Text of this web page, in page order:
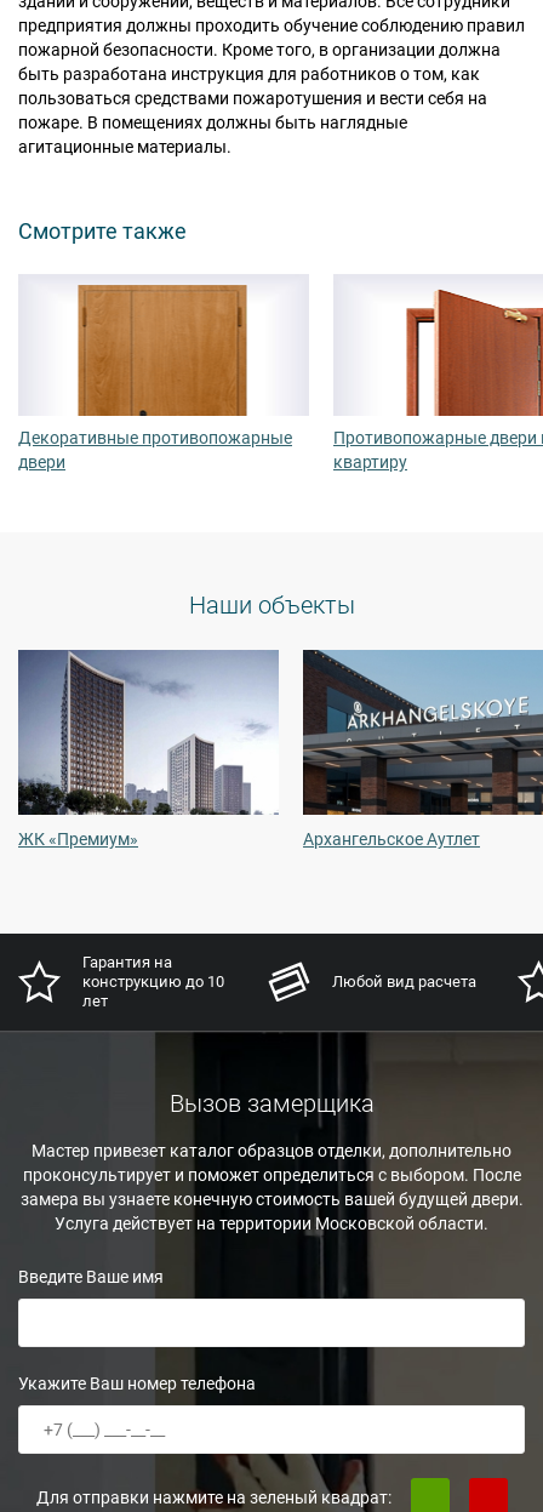
предприятия должны проходить обучение соблюдению правил
пожарной безопасности. Кроме того, в организации должна
быть разработана инструкция для работников о том, как
пользоваться средствами пожаротушения и вести себя на
пожаре. В помещениях должны быть наглядные
агитационные материалы.
Смотрите также
Декоративные противопожарные
двери
Противопожарные двери
квартиру
Наши объекты
ЖК «Премиум» Архангельское Аутлет
Гарантия на
конструкцию до 10
лет
Любой вид расчета
Вызов замерщика
Мастер привезет каталог образцов отделки, дополнительно
проконсультирует и поможет определиться с выбором. После
замера вы узнаете конечную стоимость вашей будущей двери.
Услуга действует на территории Московской области.
Введите Ваше имя
Укажите Ваш номер телефона
Для отправки нажмите на зеленый квадрат: